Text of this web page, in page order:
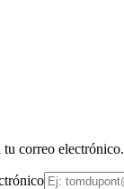
correo electrónico.